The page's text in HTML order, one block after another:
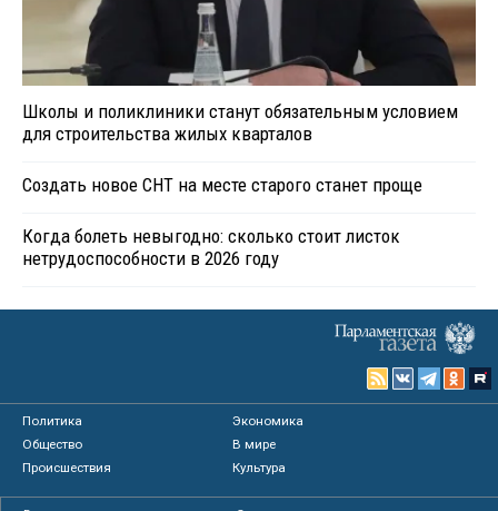
Школы и поликлиники станут обязательным условием
для строительства жилых кварталов
Создать новое СНТ на месте старого станет проще
Когда болеть невыгодно: сколько стоит листок
нетрудоспособности в 2026 году
Политика
Экономика
Общество
В мире
Происшествия
Культура